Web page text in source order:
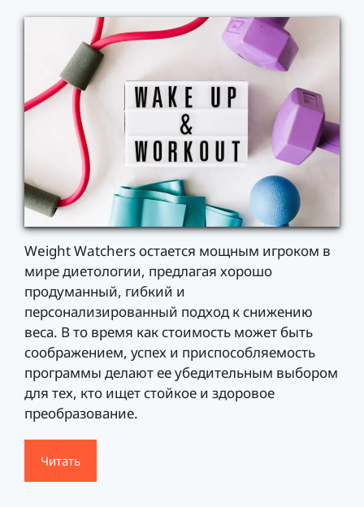
Weight Watchers остается мощным игроком в
мире диетологии, предлагая хорошо
продуманный, гибкий и
персонализированный подход к снижению
веса. В то время как стоимость может быть
соображением, успех и приспособляемость
программы делают ее убедительным выбором
для тех, кто ищет стойкое и здоровое
преобразование.
Читать